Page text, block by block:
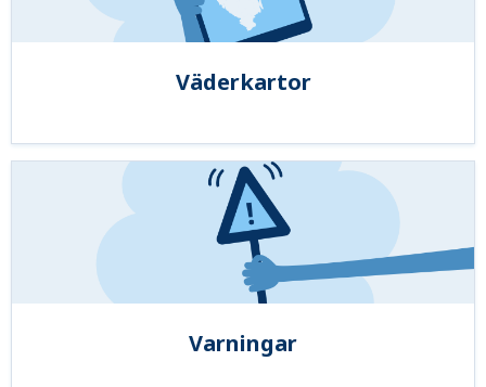
Väderkartor
Varningar